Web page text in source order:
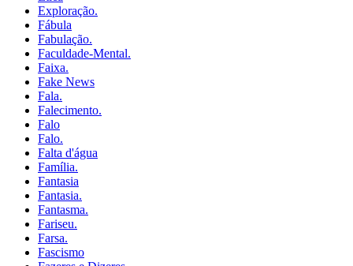
Exploração.
Fábula
Fabulação.
Faculdade-Mental.
Faixa.
Fake News
Fala.
Falecimento.
Falo
Falo.
Falta d'água
Família.
Fantasia
Fantasia.
Fantasma.
Fariseu.
Farsa.
Fascismo